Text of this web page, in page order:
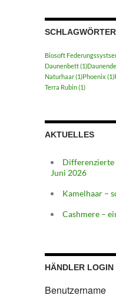
SCHLAGWÖRTER
Biosoft
Daunenbett(1)
Naturhaar(1)Phoenix (1)
Terra Rubin(1)
AKTUELLES
Differenzierte
Juni 2026
Kamelhaar –
Cashmere –
HÄNDLER LOGIN
Benutzername